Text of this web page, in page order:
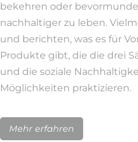
bekehren oder
nachhaltiger zu leben.
und berichten, was es für
Produkte gibt, die die drei
und die soziale
Möglichkeiten praktizieren.
Mehr erfahren